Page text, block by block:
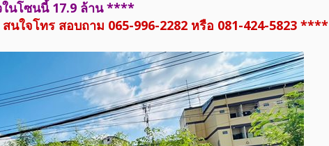
นโซนนี้ 17.9 ล้าน ****
นใจโทร สอบถาม 065-996-2282 หรือ 081-424-5823 ****